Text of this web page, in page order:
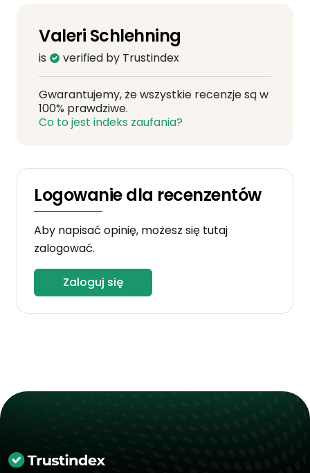
Valeri Schlehning
is verified by Trustindex
Gwarantujemy, że wszystkie recenzje są w
100% prawdziwe.
Co to jest indeks zaufania?
Logowanie dla recenzentów
Aby napisać opinię, możesz się tutaj
zalogować.
Zaloguj się